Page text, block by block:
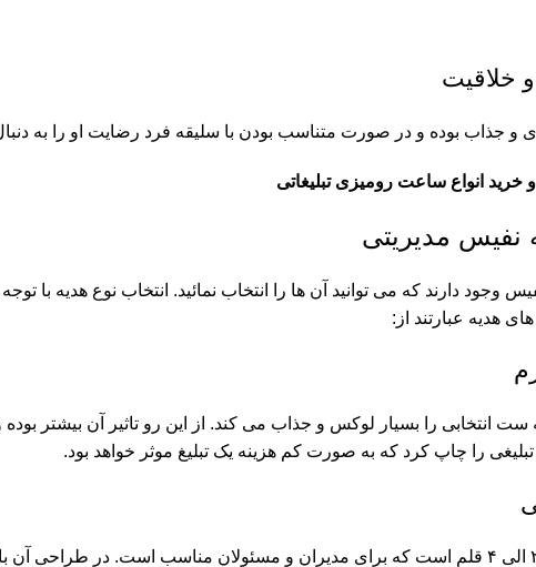
خلاقیت
و جذاب بوده و در صورت متناسب بودن با سلیقه فرد رضایت او را به
خرید انواعساعت رومیزی تبلیغاتی
نفیس مدیریتی
وجود دارند که می توانید آن ها را انتخاب نمائید. انتخاب نوع هدیه با
هدیه عبارتند از:
انتخابی را بسیار لوکس و جذاب می کند. از این رو تاثیر آن بیشتر
را چاپ کرد که به صورت کم هزینه یک تبلیغ موثر خواهد بود.
این نیم ست ها شامل ۲ الی ۴ قلم است که برای مدیران و مسئولان مناسب است.